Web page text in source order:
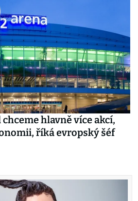
hlavně více akcí,
říká evropský šéf